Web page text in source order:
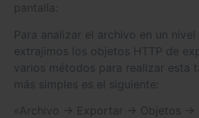
pantalla:
Para analizar el archivo en un nivel
extrajimos los objetos HTTP de
varios métodos para realizar esta
más simples es el siguiente:
«Archivo → Exportar → Objetos →